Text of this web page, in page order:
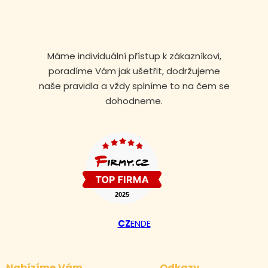
Máme individuální přístup k zákazníkovi,
poradíme Vám jak ušetřit, dodržujeme
naše pravidla a vždy splníme to na čem se
dohodneme.
CZENDE